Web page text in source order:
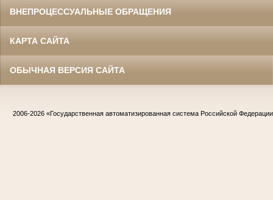
ВНЕПРОЦЕССУАЛЬНЫЕ ОБРАЩЕНИЯ
КАРТА САЙТА
ОБЫЧНАЯ ВЕРСИЯ САЙТА
2006-2026 «Государственная автоматизированная система Российской